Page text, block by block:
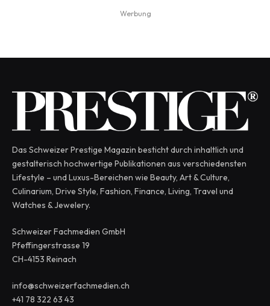
Werbung
Das Schweizer Prestige Magazin besticht durch inhaltlich und
gestalterisch hochwertige Publikationen aus verschiedensten
Lifestyle – und Luxus-Bereichen wie Beauty, Art & Culture,
Culinarium, Drive Style, Fashion, Finance, Living, Travel und
Watches & Jewelery.
Schweizer Fachmedien GmbH
Pfeffingerstrasse 19
CH-4153 Reinach
info@schweizerfachmedien.ch
+41 78 322 63 43